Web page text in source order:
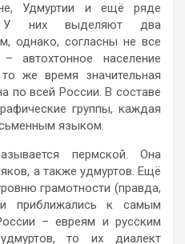
Удмуртии и ещё ряде
У них выделяют два
однако, согласны не все
автохтонное население
же время значительная
по всей России. В составе
группы, каждая
языком.
пермской. Она
а также удмуртов. Ещё
грамотности (правда,
приближались к самым
– евреям и русским
то их диалект